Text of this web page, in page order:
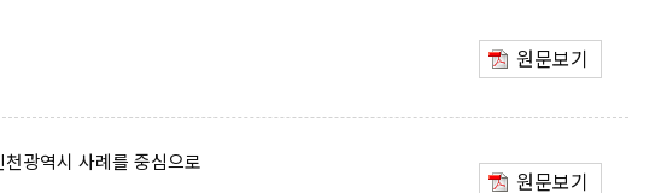
원문보기
광역시 사례를 중심으로
원문보기